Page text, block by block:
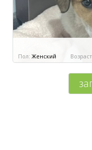
Пол: Женский